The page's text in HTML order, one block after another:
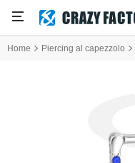
Home Piercing al capezzolo